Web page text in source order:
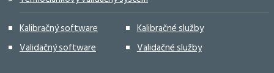
Kalibračný software
Kalibračné služby
Validačný software
Validačné služby